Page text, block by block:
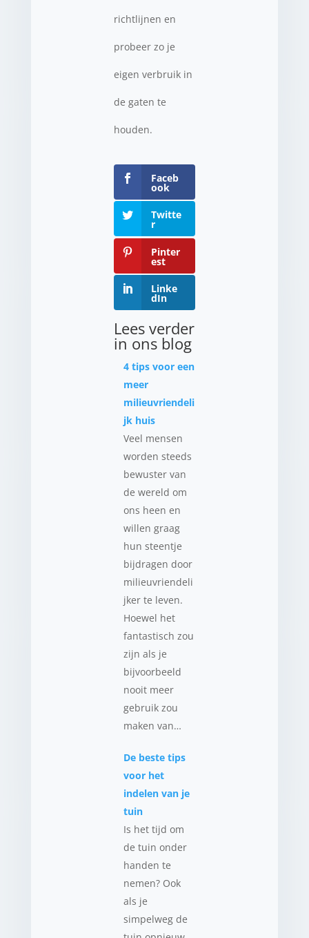
richtlijnen en
probeer zo je
eigen verbruik in
de gaten te
houden.
Faceb
ook
Twitte
r
Pinter
est
Linke
dIn
Lees verder
in ons blog
4 tips voor een
meer
milieuvriendeli
jk huis
Veel mensen
worden steeds
bewuster van
de wereld om
ons heen en
willen graag
hun steentje
bijdragen door
milieuvriendeli
jker te leven.
Hoewel het
fantastisch zou
zijn als je
bijvoorbeeld
nooit meer
gebruik zou
maken van…
De beste tips
voor het
indelen van je
tuin
Is het tijd om
de tuin onder
handen te
nemen? Ook
als je
simpelweg de